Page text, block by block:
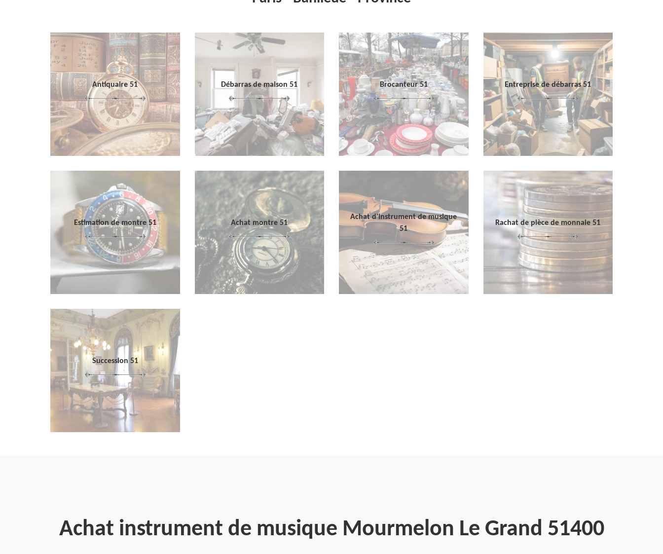
Antiquaire 51 Débarras de maison 51 Brocanteur 51 Entreprise de débarras 51
Estimation de montre 51 Achat montre 51
Achat d'instrument de musique
51
Rachat de pièce de monnaie 51
Succession 51
Achat instrument de musique Mourmelon Le Grand 51400